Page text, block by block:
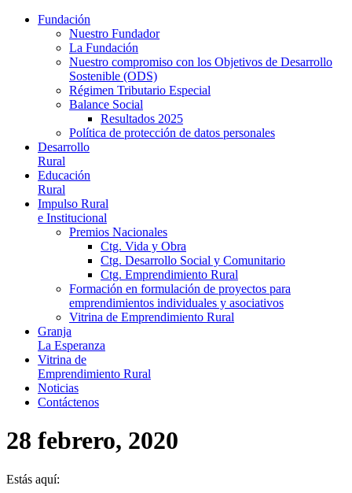
Fundación
Nuestro Fundador
La Fundación
Nuestro compromiso con los Objetivos de Desarrollo
Sostenible (ODS)
Régimen Tributario Especial
Balance Social
Resultados 2025
Política de protección de datos personales
Desarrollo
Rural
Educación
Rural
Impulso Rural
e Institucional
Premios Nacionales
Ctg. Vida y Obra
Ctg. Desarrollo Social y Comunitario
Ctg. Emprendimiento Rural
Formación en formulación de proyectos para
emprendimientos individuales y asociativos
Vitrina de Emprendimiento Rural
Granja
La Esperanza
Vitrina de
Emprendimiento Rural
Noticias
Contáctenos
28 febrero, 2020
Estás aquí: